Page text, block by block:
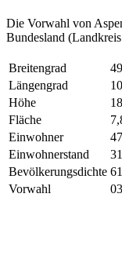
Die Vorwahl von
Bundesland
Breitengrad
Längengrad
Höhe
Fläche
Einwohner
Einwohnerstand
Bevölkerungsdichte
Vorwahl